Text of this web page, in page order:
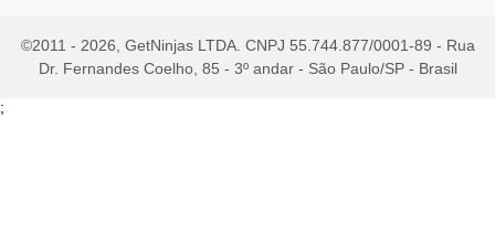
©2011 - 2026, GetNinjas LTDA. CNPJ 55.744.877/0001-89 - Rua
Dr. Fernandes Coelho, 85 - 3º andar - São Paulo/SP - Brasil
;